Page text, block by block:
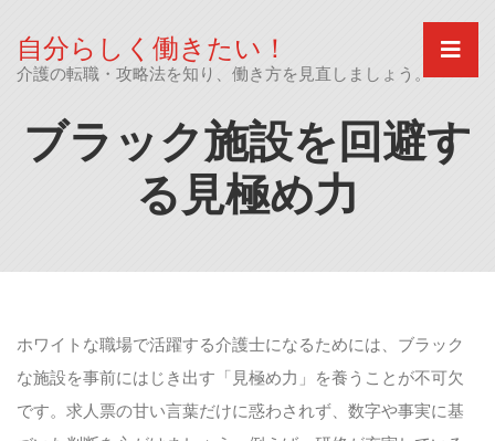
content
自分らしく働きたい！
介護の転職・攻略法を知り、働き方を見直しましょう。
ブラック施設を回避す
る見極め力
ホワイトな職場で活躍する介護士になるためには、ブラック
な施設を事前にはじき出す「見極め力」を養うことが不可欠
です。求人票の甘い言葉だけに惑わされず、数字や事実に基